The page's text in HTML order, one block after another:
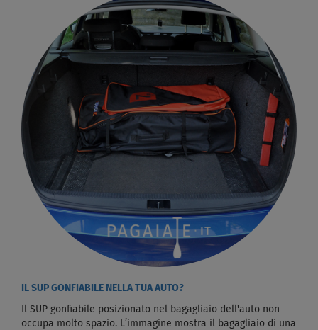
IL SUP GONFIABILE NELLA TUA AUTO?
Il SUP gonfiabile posizionato nel bagagliaio dell'auto non
occupa molto spazio. L’immagine mostra il bagagliaio di una